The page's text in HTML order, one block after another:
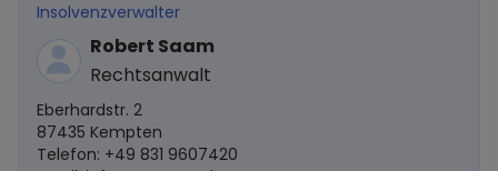
Insolvenzverwalter
Robert Saam
Rechtsanwalt
Eberhardstr. 2
87435 Kempten
Telefon: +49 831 9607420